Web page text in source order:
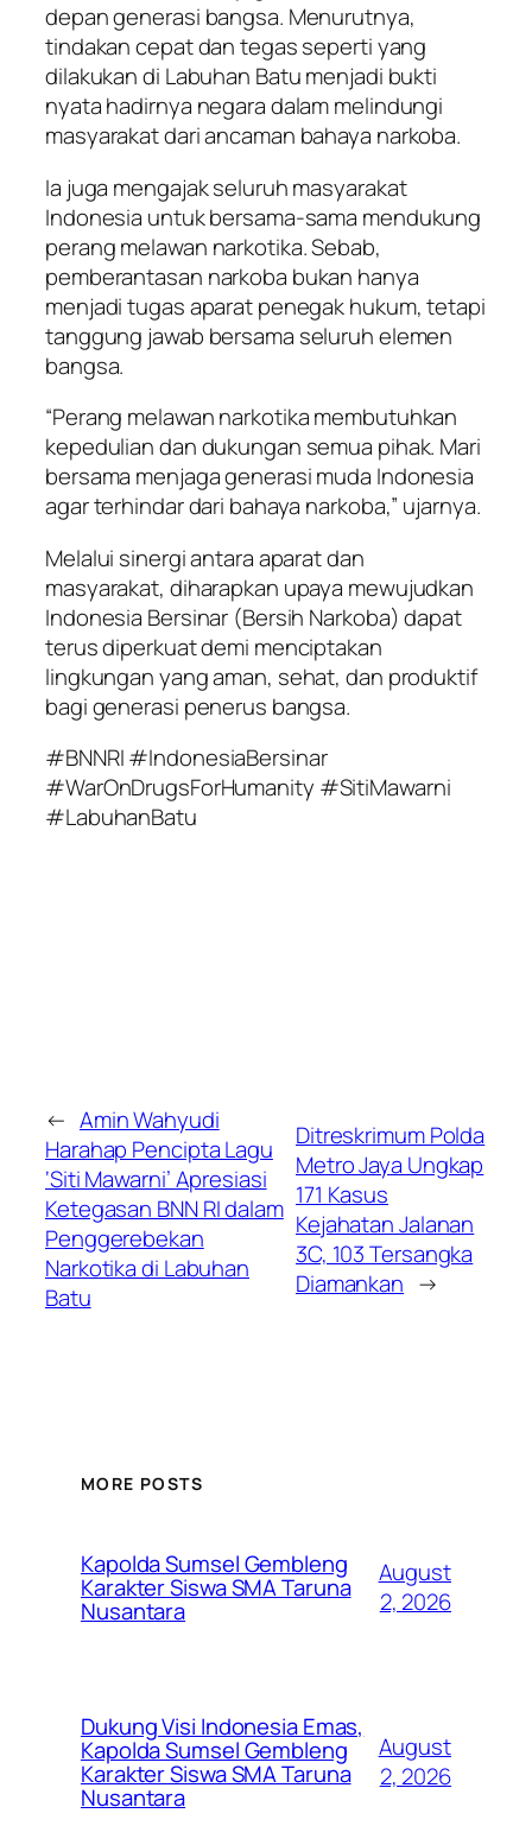
depan generasi bangsa. Menurutnya,
tindakan cepat dan tegas seperti yang
dilakukan di Labuhan Batu menjadi bukti
nyata hadirnya negara dalam melindungi
masyarakat dari ancaman bahaya narkoba.
Ia juga mengajak seluruh masyarakat
Indonesia untuk bersama-sama mendukung
perang melawan narkotika. Sebab,
pemberantasan narkoba bukan hanya
menjadi tugas aparat penegak hukum, tetapi
tanggung jawab bersama seluruh elemen
bangsa.
“Perang melawan narkotika membutuhkan
kepedulian dan dukungan semua pihak. Mari
bersama menjaga generasi muda Indonesia
agar terhindar dari bahaya narkoba,” ujarnya.
Melalui sinergi antara aparat dan
masyarakat, diharapkan upaya mewujudkan
Indonesia Bersinar (Bersih Narkoba) dapat
terus diperkuat demi menciptakan
lingkungan yang aman, sehat, dan produktif
bagi generasi penerus bangsa.
#BNNRI #IndonesiaBersinar
#WarOnDrugsForHumanity #SitiMawarni
#LabuhanBatu
← Amin Wahyudi
Harahap Pencipta Lagu
‘Siti Mawarni’ Apresiasi
Ketegasan BNN RI dalam
Penggerebekan
Narkotika di Labuhan
Batu
Ditreskrimum Polda
Metro Jaya Ungkap
171 Kasus
Kejahatan Jalanan
3C, 103 Tersangka
Diamankan →
MORE POSTS
Kapolda Sumsel Gembleng
Karakter Siswa SMA Taruna
Nusantara
August
2, 2026
Dukung Visi Indonesia Emas,
Kapolda Sumsel Gembleng
Karakter Siswa SMA Taruna
Nusantara
August
2, 2026